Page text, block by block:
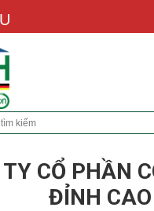
TY CỔ PHẦN
ĐỈNH CAO